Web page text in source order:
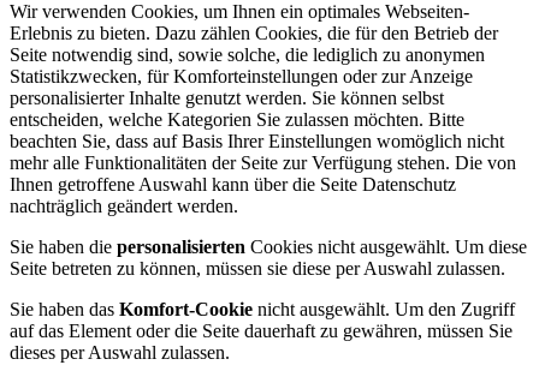
Wir verwenden Cookies, um Ihnen ein optimales Webseiten-
Erlebnis zu bieten. Dazu zählen Cookies, die für den Betrieb der
Seite notwendig sind, sowie solche, die lediglich zu anonymen
Statistikzwecken, für Komforteinstellungen oder zur Anzeige
personalisierter Inhalte genutzt werden. Sie können selbst
entscheiden, welche Kategorien Sie zulassen möchten. Bitte
beachten Sie, dass auf Basis Ihrer Einstellungen womöglich nicht
mehr alle Funktionalitäten der Seite zur Verfügung stehen. Die von
Ihnen getroffene Auswahl kann über die Seite Datenschutz
nachträglich geändert werden.
Sie haben die personalisierten Cookies nicht ausgewählt. Um diese
Seite betreten zu können, müssen sie diese per Auswahl zulassen.
Sie haben das Komfort-Cookie nicht ausgewählt. Um den Zugriff
auf das Element oder die Seite dauerhaft zu gewähren, müssen Sie
dieses per Auswahl zulassen.